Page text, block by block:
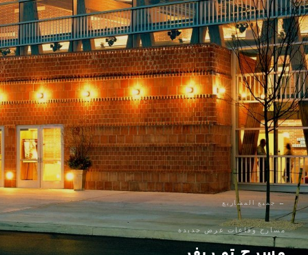
← جميع المشاريع
مسارح وقاعات عرض جديدة